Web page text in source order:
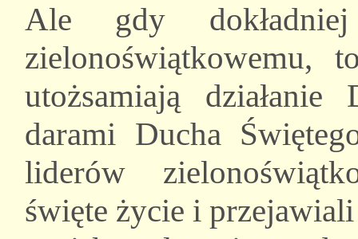
Ale gdy
zielonoświątkowemu,
utożsamiają
darami Ducha
liderów
święte życie i